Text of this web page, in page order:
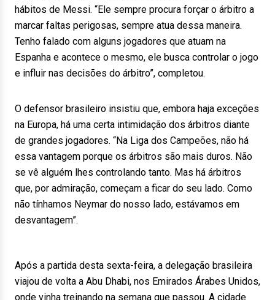
hábitos de Messi. “Ele sempre procura forçar o árbitro a
marcar faltas perigosas, sempre atua dessa maneira.
Tenho falado com alguns jogadores que atuam na
Espanha e acontece o mesmo, ele busca controlar o jogo
e influir nas decisões do árbitro”, completou.
O defensor brasileiro insistiu que, embora haja exceções
na Europa, há uma certa intimidação dos árbitros diante
de grandes jogadores. “Na Liga dos Campeões, não há
essa vantagem porque os árbitros são mais duros. Não
se vê alguém lhes controlando tanto. Mas há árbitros
que, por admiração, começam a ficar do seu lado. Como
não tínhamos Neymar do nosso lado, estávamos em
desvantagem”.
Após a partida desta sexta-feira, a delegação brasileira
viajou de volta a Abu Dhabi, nos Emirados Árabes Unidos,
onde vinha treinando na semana que passou. A cidade